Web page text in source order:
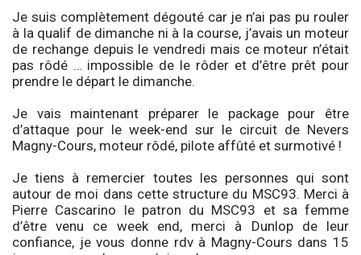
Je suis complètement dégouté car je n’ai pas pu rouler
à la qualif de dimanche ni à la course, j’avais un moteur
de rechange depuis le vendredi mais ce moteur n’était
pas rôdé … impossible de le rôder et d’être prêt pour
prendre le départ le dimanche.
Je vais maintenant préparer le package pour être
d’attaque pour le week-end sur le circuit de Nevers
Magny-Cours, moteur rôdé, pilote affûté et surmotivé !
Je tiens à remercier toutes les personnes qui sont
autour de moi dans cette structure du MSC93. Merci à
Pierre Cascarino le patron du MSC93 et sa femme
d’être venu ce week end, merci à Dunlop de leur
confiance, je vous donne rdv à Magny-Cours dans 15